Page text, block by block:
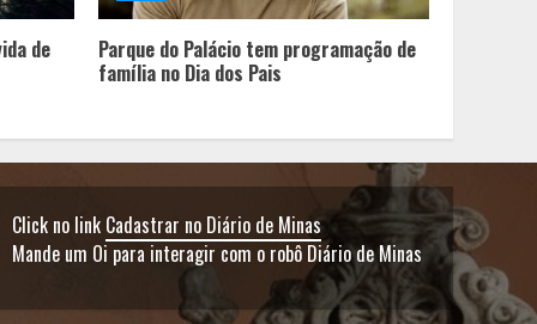
de
Parque do Palácio tem programação de
família no Dia dos Pais
Click no link Cadastrar no Diário de Minas
Mande um Oi para interagir com o robô Diário de Minas